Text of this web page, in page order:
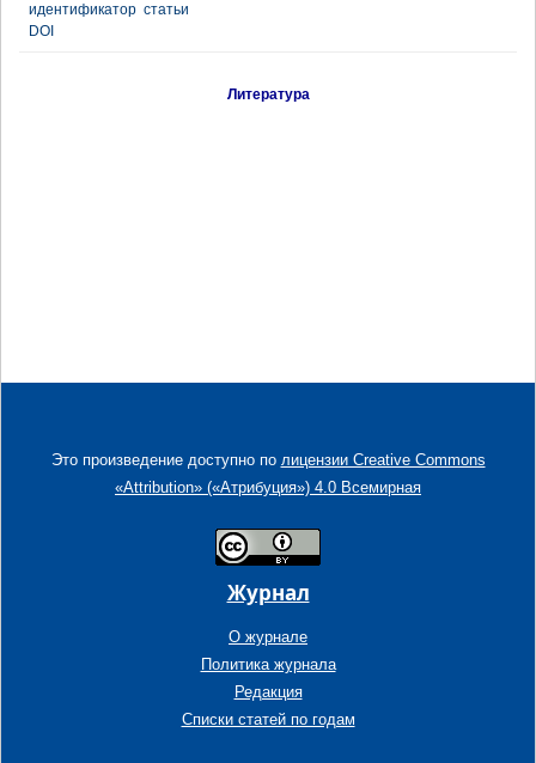
идентификатор статьи
DOI
Литература
Это произведение доступно по лицензии Creative Commons
«Attribution» («Атрибуция») 4.0 Всемирная
Журнал
О журнале
Политика журнала
Редакция
Списки статей по годам